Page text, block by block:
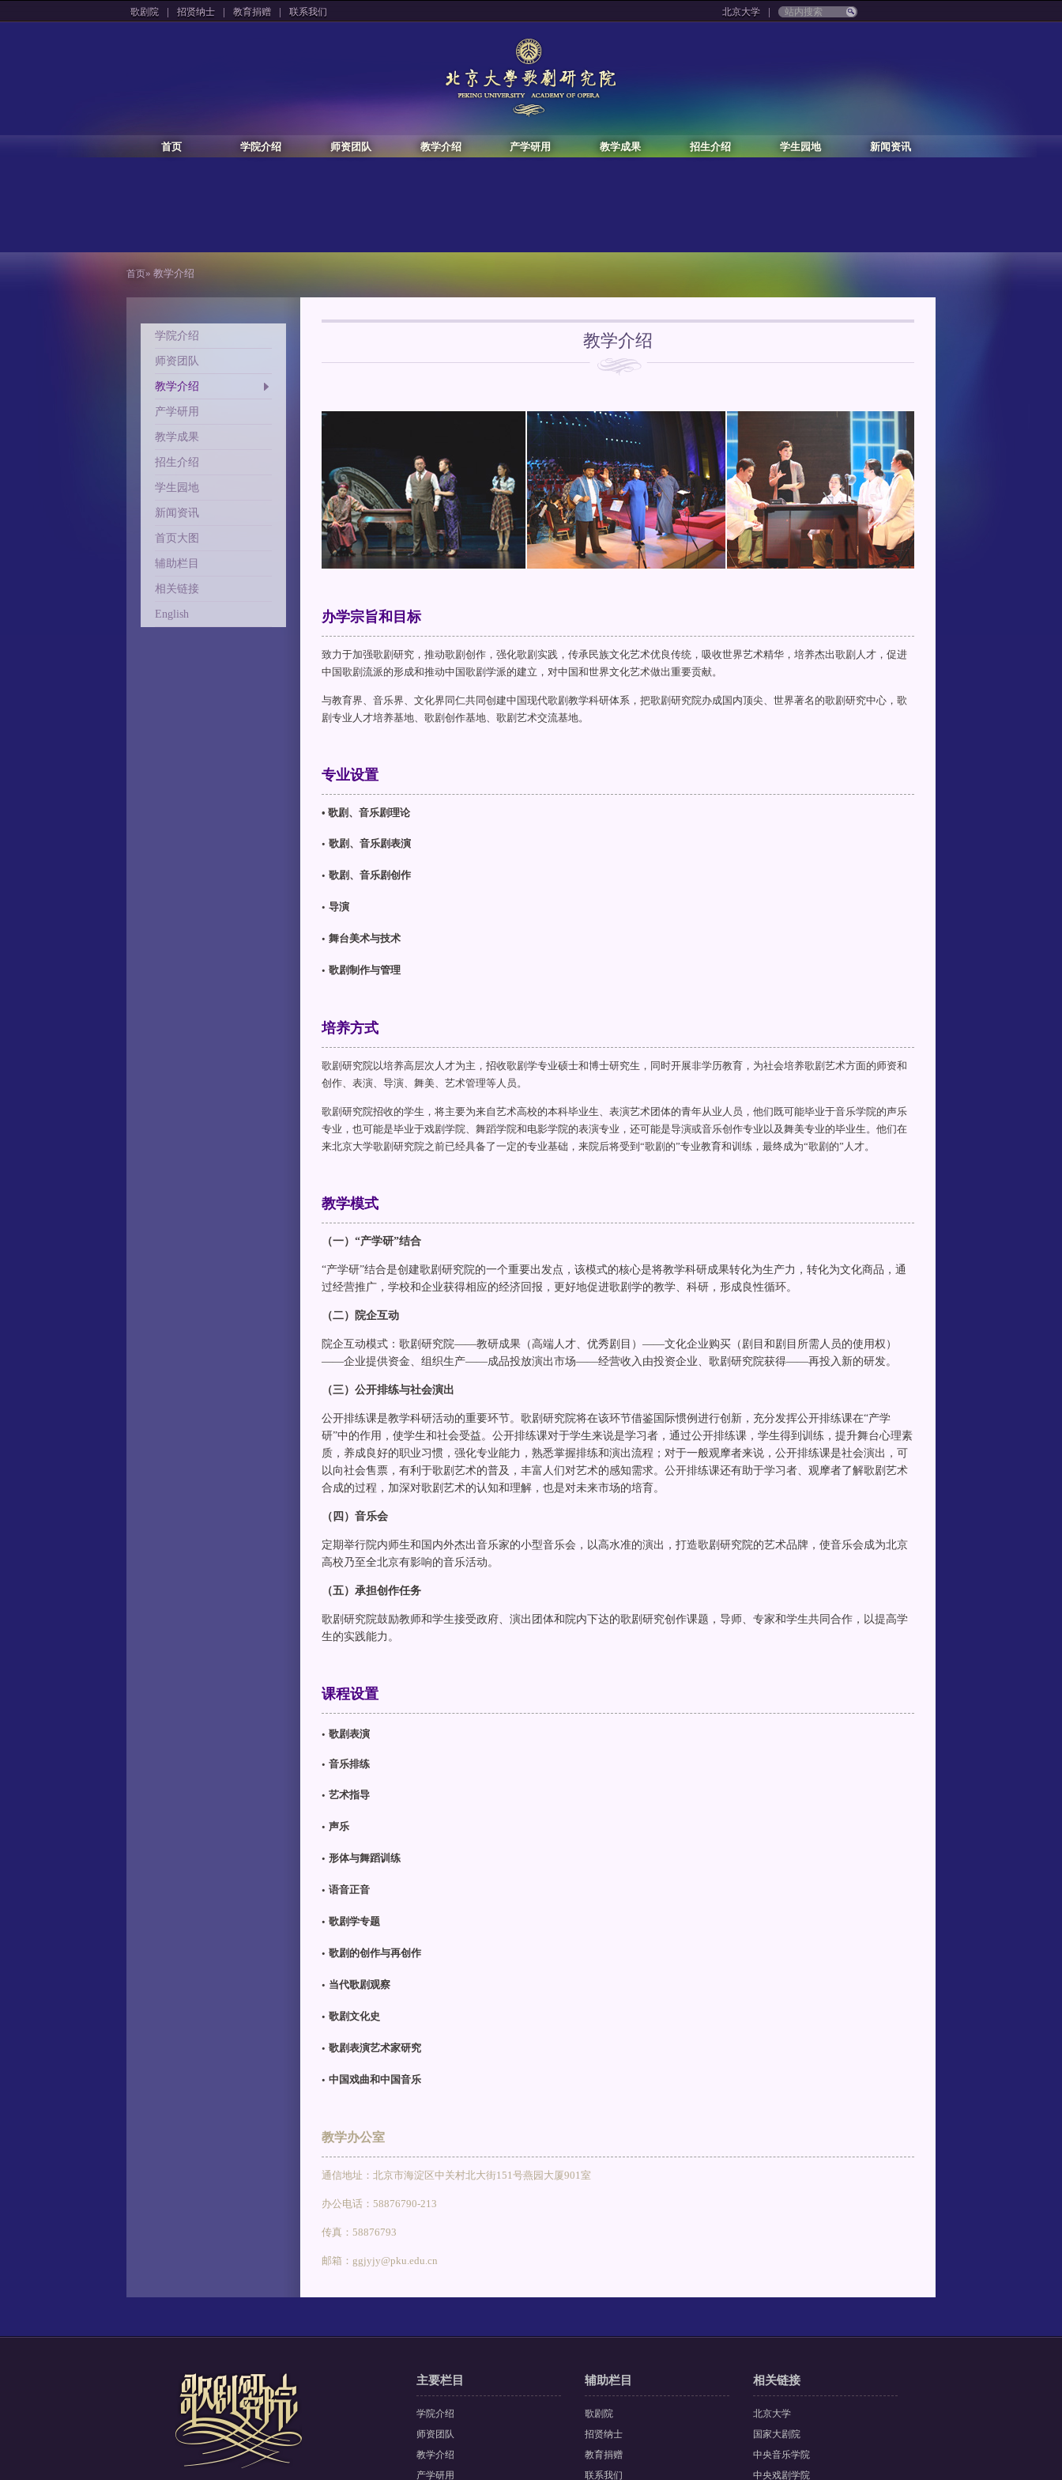
歌剧院 | 招贤纳士 | 教育捐赠 | 联系我们 北京大学 |
首页 学院介绍 师资团队 教学介绍 产学研用 教学成果 招生介绍 学生园地 新闻资讯
首页» 教学介绍
学院介绍
师资团队
教学介绍
产学研用
教学成果
招生介绍
学生园地
新闻资讯
首页大图
辅助栏目
相关链接
English
教学介绍
办学宗旨和目标
致力于加强歌剧研究，推动歌剧创作，强化歌剧实践，传承民族文化艺术优良传统，吸收世界艺术精华，培养杰出歌剧人才，促进
中国歌剧流派的形成和推动中国歌剧学派的建立，对中国和世界文化艺术做出重要贡献。
与教育界、音乐界、文化界同仁共同创建中国现代歌剧教学科研体系，把歌剧研究院办成国内顶尖、世界著名的歌剧研究中心，歌
剧专业人才培养基地、歌剧创作基地、歌剧艺术交流基地。
专业设置
• 歌剧、音乐剧理论
• 歌剧、音乐剧表演
• 歌剧、音乐剧创作
• 导演
• 舞台美术与技术
• 歌剧制作与管理
培养方式
歌剧研究院以培养高层次人才为主，招收歌剧学专业硕士和博士研究生，同时开展非学历教育，为社会培养歌剧艺术方面的师资和
创作、表演、导演、舞美、艺术管理等人员。
歌剧研究院招收的学生，将主要为来自艺术高校的本科毕业生、表演艺术团体的青年从业人员，他们既可能毕业于音乐学院的声乐
专业，也可能是毕业于戏剧学院、舞蹈学院和电影学院的表演专业，还可能是导演或音乐创作专业以及舞美专业的毕业生。他们在
来北京大学歌剧研究院之前已经具备了一定的专业基础，来院后将受到“歌剧的”专业教育和训练，最终成为“歌剧的”人才。
教学模式
（一）“产学研”结合
“产学研”结合是创建歌剧研究院的一个重要出发点，该模式的核心是将教学科研成果转化为生产力，转化为文化商品，通
过经营推广，学校和企业获得相应的经济回报，更好地促进歌剧学的教学、科研，形成良性循环。
（二）院企互动
院企互动模式：歌剧研究院——教研成果（高端人才、优秀剧目）——文化企业购买（剧目和剧目所需人员的使用权）
——企业提供资金、组织生产——成品投放演出市场——经营收入由投资企业、歌剧研究院获得——再投入新的研发。
（三）公开排练与社会演出
公开排练课是教学科研活动的重要环节。歌剧研究院将在该环节借鉴国际惯例进行创新，充分发挥公开排练课在“产学
研”中的作用，使学生和社会受益。公开排练课对于学生来说是学习者，通过公开排练课，学生得到训练，提升舞台心理素
质，养成良好的职业习惯，强化专业能力，熟悉掌握排练和演出流程；对于一般观摩者来说，公开排练课是社会演出，可
以向社会售票，有利于歌剧艺术的普及，丰富人们对艺术的感知需求。公开排练课还有助于学习者、观摩者了解歌剧艺术
合成的过程，加深对歌剧艺术的认知和理解，也是对未来市场的培育。
（四）音乐会
定期举行院内师生和国内外杰出音乐家的小型音乐会，以高水准的演出，打造歌剧研究院的艺术品牌，使音乐会成为北京
高校乃至全北京有影响的音乐活动。
（五）承担创作任务
歌剧研究院鼓励教师和学生接受政府、演出团体和院内下达的歌剧研究创作课题，导师、专家和学生共同合作，以提高学
生的实践能力。
课程设置
• 歌剧表演
• 音乐排练
• 艺术指导
• 声乐
• 形体与舞蹈训练
• 语音正音
• 歌剧学专题
• 歌剧的创作与再创作
• 当代歌剧观察
• 歌剧文化史
• 歌剧表演艺术家研究
• 中国戏曲和中国音乐
教学办公室
通信地址：北京市海淀区中关村北大街151号燕园大厦901室
办公电话：58876790-213
传真：58876793
邮箱：ggjyjy@pku.edu.cn
主要栏目
学院介绍
师资团队
教学介绍
产学研用
辅助栏目
歌剧院
招贤纳士
教育捐赠
联系我们
相关链接
北京大学
国家大剧院
中央音乐学院
中央戏剧学院